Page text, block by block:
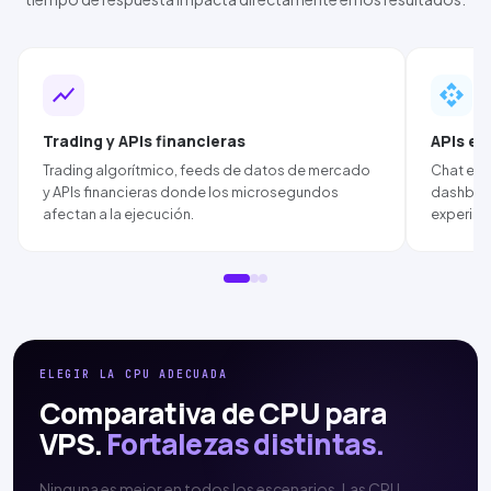
show_chart
Trading yAPIs financieras
Trading algorítmico, feeds de datos de mercado
yAPIs financieras donde los microsegundos
afectan a la ejecución.
api
APIs
Chat en
ELEGIR LA CPU ADECUADA
Comparativa de CPU para
VPS.Fortalezas distintas.